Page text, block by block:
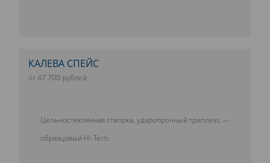
КАЛЕВА СПЕЙС
от 47 700 рублей
Цельностеклянная створка, ударопрочный триплекс —
образцовый Hi-Tech.